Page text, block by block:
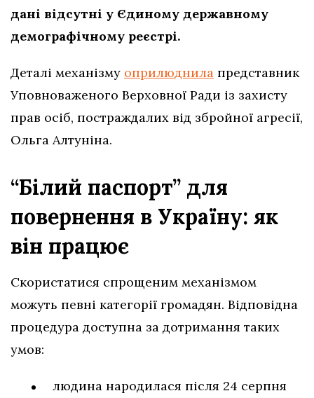
дані відсутні у Єдиному державному
демографічному реєстрі.
Деталі механізму оприлюднила представник
Уповноваженого Верховної Ради із захисту
прав осіб, постраждалих від збройної агресії,
Ольга Алтуніна.
“Білий паспорт” для
повернення в Україну: як
він працює
Скористатися спрощеним механізмом
можуть певні категорії громадян. Відповідна
процедура доступна за дотримання таких
умов:
людина народилася після 24 серпня